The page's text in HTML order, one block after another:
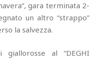
gara terminata 2-
un altro “strappo”
la salvezza.
al “DEGHI